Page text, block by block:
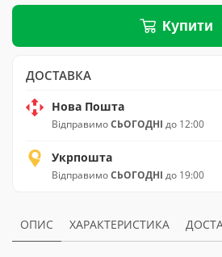
Купити
ДОСТАВКА
Нова Пошта
ВідправимоСЬОГОДНІ до 12:00
Укрпошта
ВідправимоСЬОГОДНІ до 19:00
ОПИС ХАРАКТЕРИСТИКА